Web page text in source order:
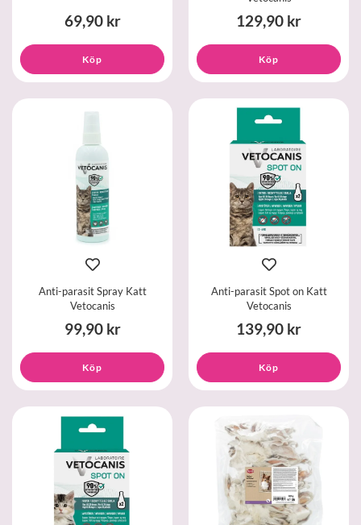
69,90 kr
Köp
129,90 kr
Köp
Anti-parasit Spray Katt
Vetocanis
99,90 kr
Köp
Anti-parasit Spot on Katt
Vetocanis
139,90 kr
Köp